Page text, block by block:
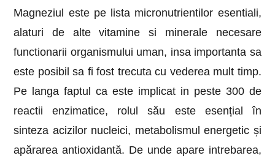
Magneziul este pe lista micronutrientilor esentiali,
alaturi de alte vitamine si minerale necesare
functionarii organismului uman, insa importanta sa
este posibil sa fi fost trecuta cu vederea mult timp.
Pe langa faptul ca este implicat in peste 300 de
reactii enzimatice, rolul său este esențial în
sinteza acizilor nucleici, metabolismul energetic și
apărarea antioxidantă. De unde apare intrebarea,